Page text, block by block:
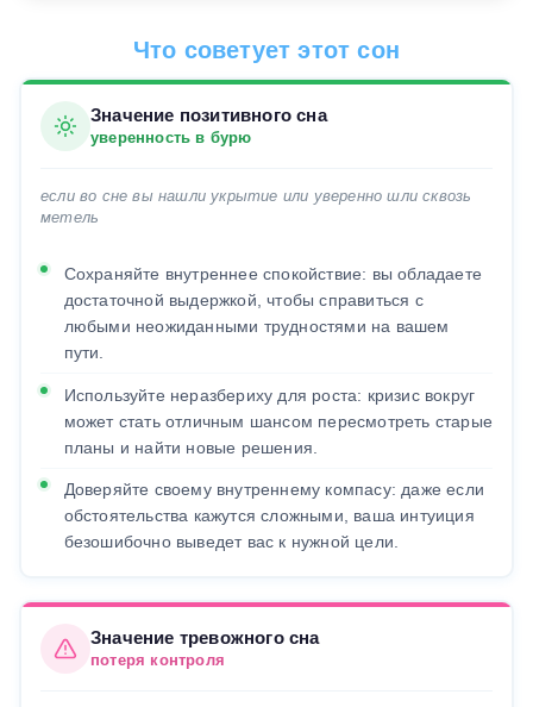
Что советует этот сон
Значение позитивного сна
уверенность в бурю
если во сне вы нашли укрытие или уверенно шли сквозь
метель
Сохраняйте внутреннее спокойствие: вы обладаете
достаточной выдержкой, чтобы справиться с
любыми неожиданными трудностями на вашем
пути.
Используйте неразбериху для роста: кризис вокруг
может стать отличным шансом пересмотреть старые
планы и найти новые решения.
Доверяйте своему внутреннему компасу: даже если
обстоятельства кажутся сложными, ваша интуиция
безошибочно выведет вас к нужной цели.
Значение тревожного сна
потеря контроля